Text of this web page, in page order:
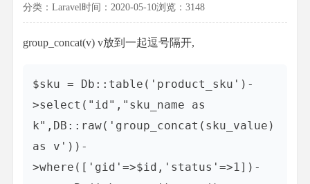
分类：Laravel时间：2020-05-10浏览：3148
group_concat(v) v放到一起逗号隔开,
$sku = Db::table('product_sku')-
>select("id","sku_name as
k",DB::raw('group_concat(sku_value)
as v'))-
>where(['gid'=>$id,'status'=>1])-